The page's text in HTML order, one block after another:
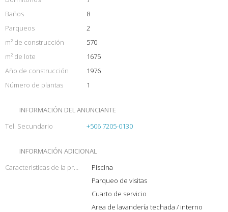
Baños
8
Parqueos
2
m² de construcción
570
m² de lote
1675
Año de construcción
1976
Número de plantas
1
INFORMACIÓN DEL ANUNCIANTE
Tel. Secundario
+506 7205-0130
INFORMACIÓN ADICIONAL
Caracteristicas de la propiedad
Piscina
Parqueo de visitas
Cuarto de servicio
Area de lavandería techada / interno